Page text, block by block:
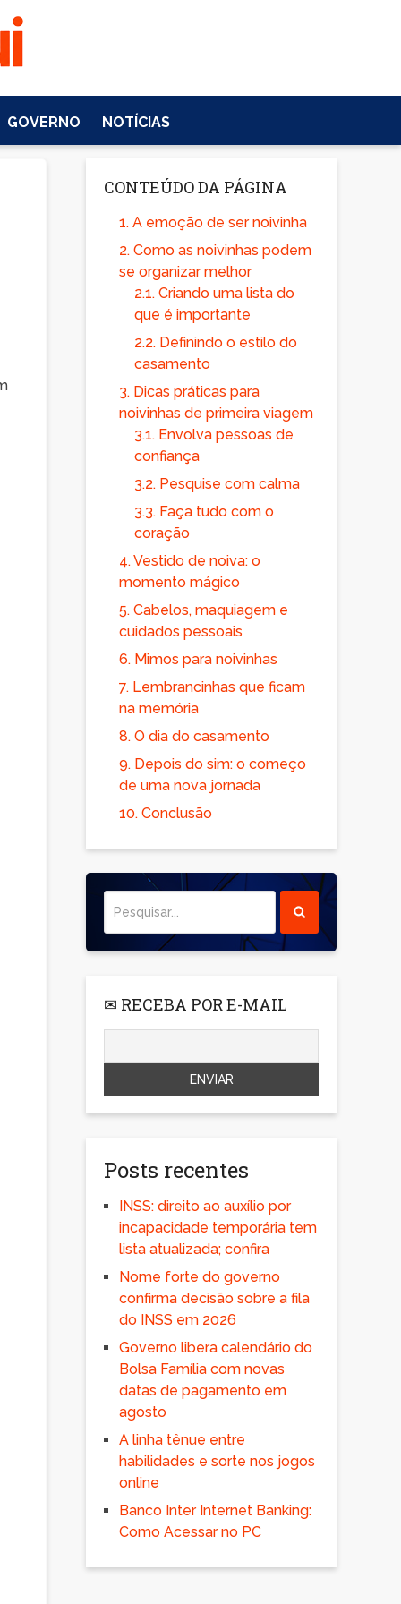
GOVERNO NOTÍCIAS
CONTEÚDO DA PÁGINA
1. A emoção de ser noivinha
2. Como as noivinhas podem
se organizar melhor
2.1. Criando uma lista do
que é importante
2.2. Definindo o estilo do
casamento
3. Dicas práticas para
noivinhas de primeira viagem
3.1. Envolva pessoas de
confiança
3.2. Pesquise com calma
3.3. Faça tudo com o
coração
4.Vestido de noiva: o
momento mágico
5. Cabelos, maquiagem e
cuidados pessoais
6. Mimos para noivinhas
7. Lembrancinhas que ficam
na memória
8. O dia do casamento
9. Depois do sim: o começo
de uma nova jornada
10. Conclusão
✉ RECEBA POR E-MAIL
Posts recentes
INSS: direito ao auxílio por
incapacidade temporária tem
lista atualizada; confira
Nome forte do governo
confirma decisão sobre a fila
do INSS em 2026
Governo libera calendário do
Bolsa Família com novas
datas de pagamento em
agosto
A linha tênue entre
habilidades e sorte nos jogos
online
Banco Inter Internet Banking:
Como Acessar no PC